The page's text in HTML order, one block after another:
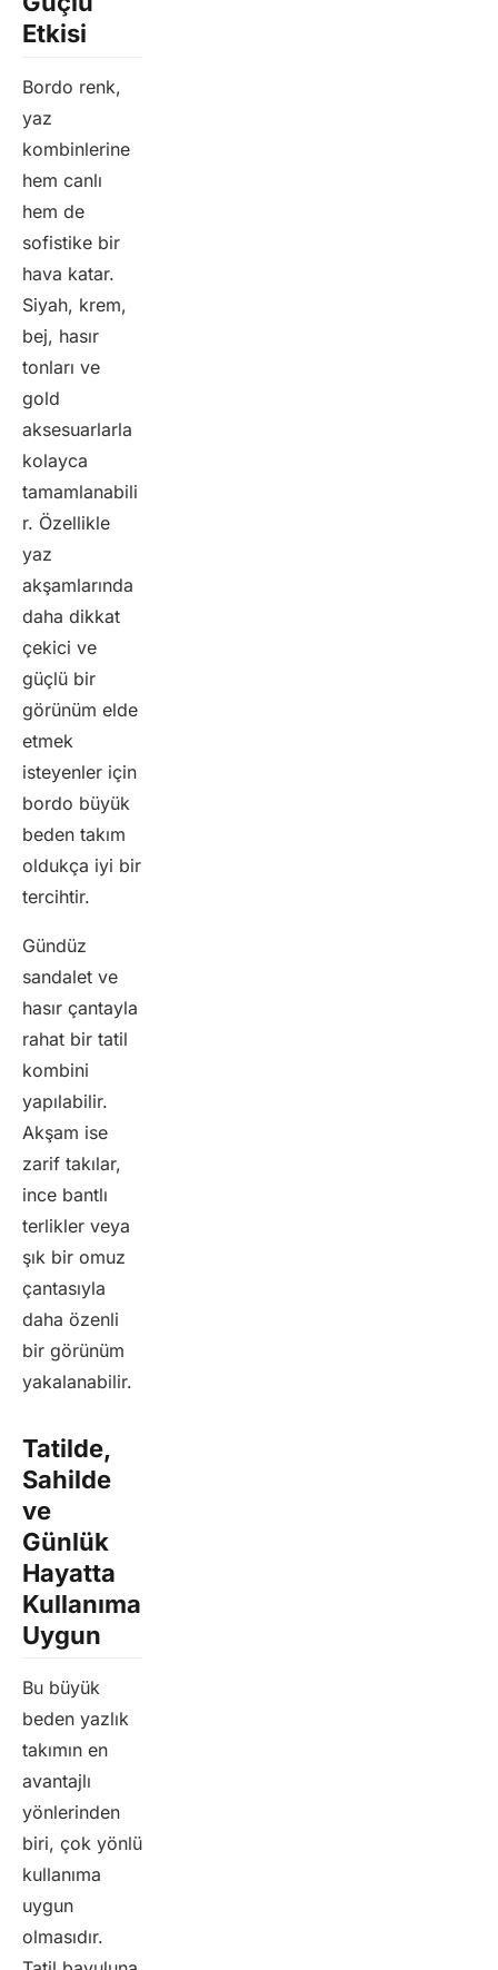
Etkisi
Bordo renk,
yaz
kombinlerine
hem canlı
hem de
sofistike bir
hava katar.
Siyah, krem,
bej, hasır
tonları ve
gold
aksesuarlarla
kolayca
tamamlanabili
r. Özellikle
yaz
akşamlarında
daha dikkat
çekici ve
güçlü bir
görünüm elde
etmek
isteyenler için
bordo büyük
beden takım
oldukça iyi bir
tercihtir.
Gündüz
sandalet ve
hasır çantayla
rahat bir tatil
kombini
yapılabilir.
Akşam ise
zarif takılar,
ince bantlı
terlikler veya
şık bir omuz
çantasıyla
daha özenli
bir görünüm
yakalanabilir.
Tatilde,
Sahilde
ve
Günlük
Hayatta
Kullanıma
Uygun
Bu büyük
beden yazlık
takımın en
avantajlı
yönlerinden
biri, çok yönlü
kullanıma
uygun
olmasıdır.